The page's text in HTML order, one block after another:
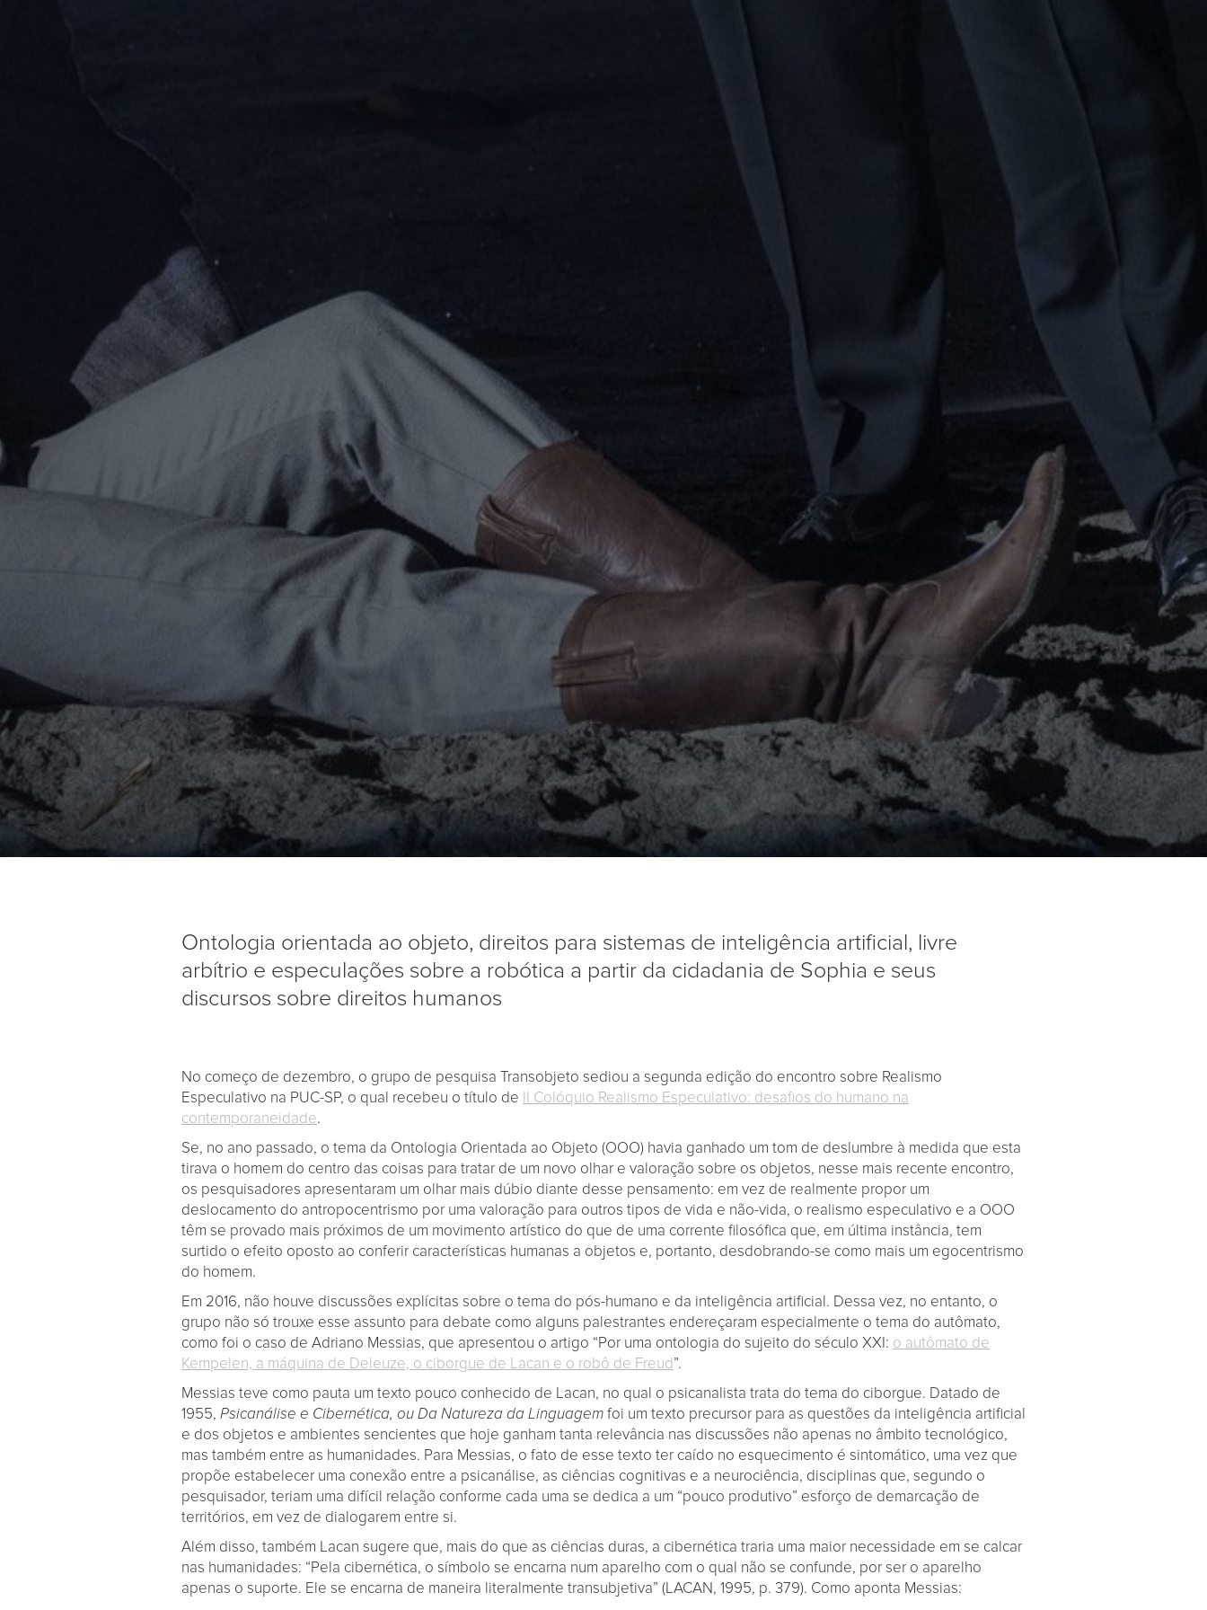
Ontologia orientada ao objeto, direitos para sistemas de inteligência artificial, livre
arbítrio e especulações sobre a robótica a partir da cidadania de Sophia e seus
discursos sobre direitos humanos
No começo de dezembro, o grupo de pesquisa Transobjeto sediou a segunda edição do encontro sobre Realismo
Especulativo na PUC-SP, o qual recebeu o título de II Colóquio Realismo Especulativo: desafios do humano na
contemporaneidade.
Se, no ano passado, o tema da Ontologia Orientada ao Objeto (OOO) havia ganhado um tom de deslumbre à medida que esta
tirava o homem do centro das coisas para tratar de um novo olhar e valoração sobre os objetos, nesse mais recente encontro,
os pesquisadores apresentaram um olhar mais dúbio diante desse pensamento: em vez de realmente propor um
deslocamento do antropocentrismo por uma valoração para outros tipos de vida e não-vida, o realismo especulativo e a OOO
têm se provado mais próximos de um movimento artístico do que de uma corrente filosófica que, em última instância, tem
surtido o efeito oposto ao conferir características humanas a objetos e, portanto, desdobrando-se como mais um egocentrismo
do homem.
Em 2016, não houve discussões explícitas sobre o tema do pós-humano e da inteligência artificial. Dessa vez, no entanto, o
grupo não só trouxe esse assunto para debate como alguns palestrantes endereçaram especialmente o tema do autômato,
como foi o caso de Adriano Messias, que apresentou o artigo “Por uma ontologia do sujeito do século XXI: o autômato de
Kempelen, a máquina de Deleuze, o ciborgue de Lacan e o robô de Freud”.
Messias teve como pauta um texto pouco conhecido de Lacan, no qual o psicanalista trata do tema do ciborgue. Datado de
1955, Psicanálise e Cibernética, ou Da Natureza da Linguagemfoi um texto precursor para as questões da inteligência artificial
e dos objetos e ambientes sencientes que hoje ganham tanta relevância nas discussões não apenas no âmbito tecnológico,
mas também entre as humanidades. Para Messias, o fato de esse texto ter caído no esquecimento é sintomático, uma vez que
propõe estabelecer uma conexão entre a psicanálise, as ciências cognitivas e a neurociência, disciplinas que, segundo o
pesquisador, teriam uma difícil relação conforme cada uma se dedica a um “pouco produtivo” esforço de demarcação de
territórios, em vez de dialogarem entre si.
Além disso, também Lacan sugere que, mais do que as ciências duras, a cibernética traria uma maior necessidade em se calcar
nas humanidades: “Pela cibernética, o símbolo se encarna num aparelho com o qual não se confunde, por ser o aparelho
apenas o suporte. Ele se encarna de maneira literalmente transubjetiva” (LACAN, 1995, p. 379). Como aponta Messias: